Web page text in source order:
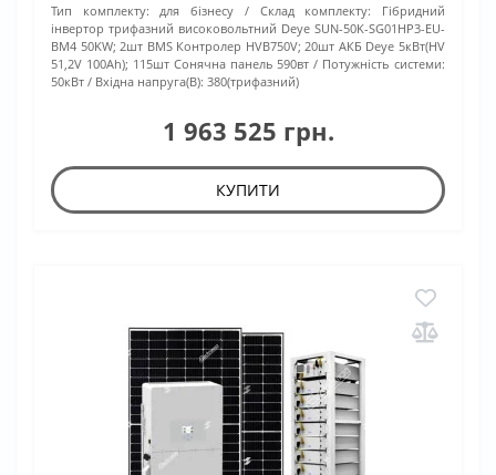
Тип комплекту: для бізнесу Склад комплекту:
Гібридний
інвертор трифазний високовольтний Deye SUN-50K-SG01HP3-EU-
BM4 50KW; 2шт BMS Контролер HVB750V; 20шт АКБ Deye 5кВт(HV
51,2V 100Ah); 115шт Сонячна панель 590вт
Потужність системи:
50кВт
Вхідна напруга(В): 380(трифазний)
1 963 525 грн.
КУПИТИ